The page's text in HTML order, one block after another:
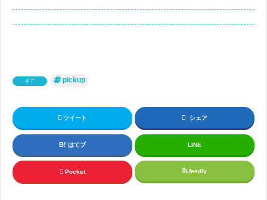
ギア pickup
ツイート シェア
はてブ LINE
Pocket feedly